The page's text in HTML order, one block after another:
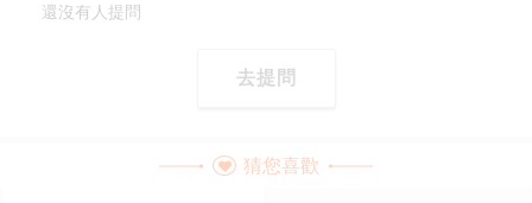
還沒有人提問
去提問
猜您喜歡